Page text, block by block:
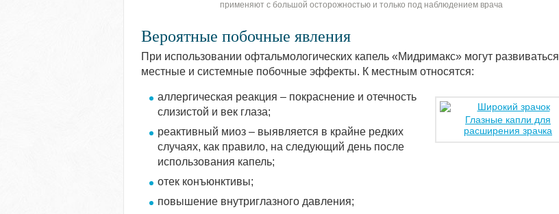
применяют с большой осторожностью и только под наблюдением врача
Вероятные побочные явления
При использовании офтальмологических капель «Мидримакс» могут развиваться
местные и системные побочные эффекты. К местным относятся:
Глазные капли для
расширения зрачка
аллергическая реакция – покраснение и отечность
слизистой и век глаза;
реактивный миоз – выявляется в крайне редких
случаях, как правило, на следующий день после
использования капель;
отек конъюнктивы;
повышение внутриглазного давления;